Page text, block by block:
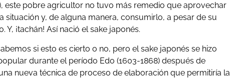
este pobre agricultor no tuvo más remedio que aprovechar
situación y, de alguna manera, consumirlo, a pesar de su
Y, ¡tachán! Así nació el sake japonés.
si esto es cierto o no, pero el sake japonés se hizo
durante el período Edo (1603-1868) después de
nueva técnica de proceso de elaboración que permitiría la